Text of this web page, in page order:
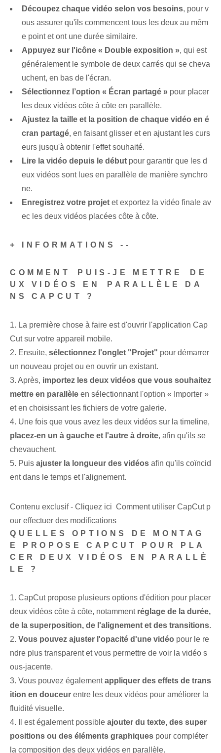
Découpez chaque vidéo selon vos besoins, pour v
ous assurer qu'ils commencent tous les deux au mêm
e point‍ et ont une durée similaire.
Appuyez sur l'icône « Double exposition », qui est
généralement le symbole de deux carrés qui se cheva
uchent, en bas de l'écran.
Sélectionnez l’option « Écran partagé » pour⁤ placer
les deux vidéos côte à côte en parallèle.
Ajustez la taille et la position de chaque vidéo en é
cran partagé, en faisant glisser et en ajustant les curs
eurs jusqu'à obtenir l'effet souhaité.
Lire la vidéo depuis le début pour garantir que les d
eux vidéos sont lues en parallèle de manière synchro
ne.
Enregistrez votre projet et exportez la vidéo finale av
ec les deux vidéos placées côte à côte.
+ INFORMATIONS --
COMMENT⁢ PUIS-JE METTRE⁤ DE
UX‌ VIDÉOS‍ EN ⁤PARALLÈLE DA
NS CAPCUT ?
1. La première chose à faire est d'ouvrir l'application Cap
Cut sur votre appareil mobile.
2. Ensuite, sélectionnez l'onglet "Projet" pour démarrer
un nouveau projet ou en ouvrir un existant.
3. Après, importez les ⁤deux vidéos que vous souhaitez
mettre en parallèle en sélectionnant l'option « Importer »
et en choisissant les fichiers de votre galerie.
4. Une fois que vous avez les deux vidéos sur la timeline,
placez-en un à gauche et l'autre à droite, afin qu'ils se
chevauchent.
5. Puis ajuster la longueur des vidéos afin qu'ils coïncid
ent dans le temps et l'alignement.
Contenu exclusif - Cliquez ici Comment utiliser CapCut p
our effectuer des modifications
QUELLES OPTIONS DE MONTAG
E PROPOSE CAPCUT POUR PLA
CER DEUX VIDÉOS EN PARALLÈ
LE ?
1. CapCut propose plusieurs options d'édition pour placer
deux vidéos côte à côte, notamment réglage de la durée,
de la superposition, de l'alignement et des transitions⁢.
2. Vous pouvez ajuster l'opacité d'une vidéo pour le re
ndre plus transparent et vous permettre de voir la vidéo s
ous-jacente.
3. Vous pouvez égalementappliquer des effets de trans
ition en douceur entre les deux vidéos pour améliorer la
fluidité visuelle.
4. Il est également possible ajouter du texte, des super
positions ou des éléments graphiques pour compléter
la composition des deux vidéos en parallèle.